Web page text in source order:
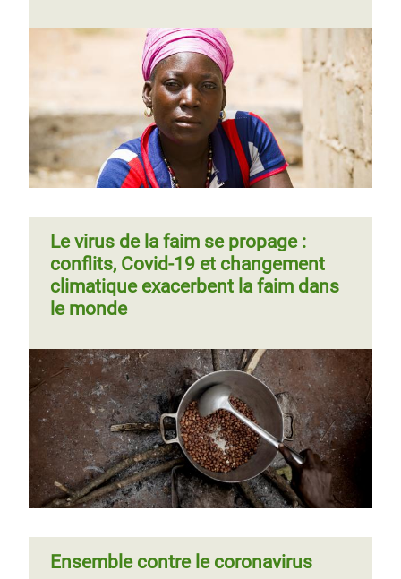
Le virus de la faim se propage :
conflits, Covid-19 et changement
climatique exacerbent la faim dans
le monde
Ensemble contre le coronavirus